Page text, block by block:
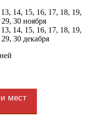
14, 15, 16, 17, 18, 19,
30 ноября
14, 15, 16, 17, 18, 19,
30 декабря
мест